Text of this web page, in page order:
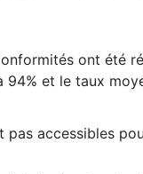
ont été
94% et le taux
accessibles